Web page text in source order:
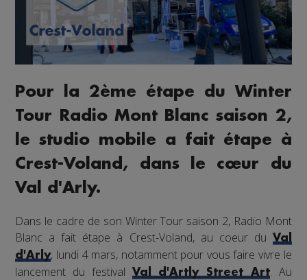
Pour la 2ème étape du Winter
Tour Radio Mont Blanc saison 2,
le studio mobile a fait étape à
Crest-Voland, dans le cœur du
Val d'Arly.
Dans le cadre de son Winter Tour saison 2, Radio Mont
Blanc a fait étape à Crest-Voland, au coeur du
Val
d'Arly, lundi 4 mars, notamment pour vous faire vivre le
lancement du festival
Val d'Artly Street Art. Au